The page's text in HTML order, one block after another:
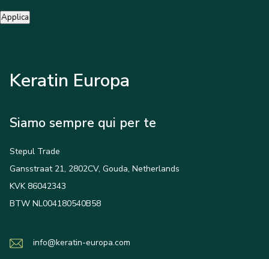
Applica
Keratin Europa
Siamo sempre qui per te
Stepul Trade
Gansstraat 21, 2802CV, Gouda, Netherlands
KVK 86042343
BTW NL004180540B58
info@keratin-europa.com